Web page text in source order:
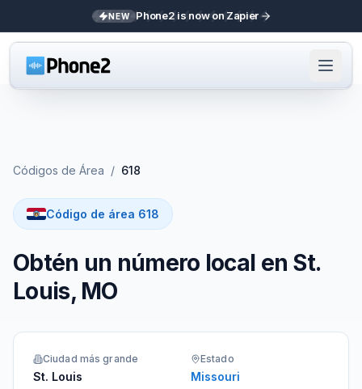
NEW Phone2 is now on Zapier
Códigos de Área / 618
Código de área 618
Obtén un número local en St.
Louis, MO
Ciudad más grande
St. Louis
Estado
Missouri